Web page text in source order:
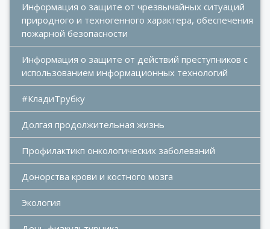
Информация о защите от чрезвычайных ситуаций
природного и техногенного характера, обеспечения
пожарной безопасности
Информация о защите от действий преступников с
использованием информационных технологий
#КладиТрубку
Долгая продолжительная жизнь
Профилактикп онкологических заболеваний
Донорства крови и костного мозга
Экология